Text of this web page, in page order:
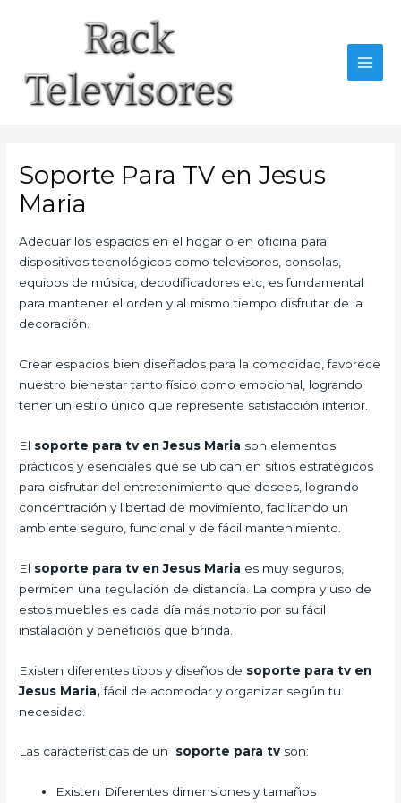
Soporte Para TV en Jesus
Maria
Adecuar los espacios en el hogar o en oficina para
dispositivos tecnológicos como televisores, consolas,
equipos de música, decodificadores etc, es fundamental
para mantener el orden y al mismo tiempo disfrutar de la
decoración.
Crear espacios bien diseñados para la comodidad, favorece
nuestro bienestar tanto físico como emocional, logrando
tener un estilo único que represente satisfacción interior.
El soporte para tv en Jesus Maria son elementos
prácticos y esenciales que se ubican en sitios estratégicos
para disfrutar del entretenimiento que desees, logrando
concentración y libertad de movimiento, facilitando un
ambiente seguro, funcional y de fácil mantenimiento.
El soporte para tv en Jesus Maria es muy seguros,
permiten una regulación de distancia. La compra y uso de
estos muebles es cada día más notorio por su fácil
instalación y beneficios que brinda.
Existen diferentes tipos y diseños de soporte para tv en
Jesus Maria,fácil de acomodar y organizar según tu
necesidad.
Las características de un soporte para tv son:
Existen Diferentes dimensiones y tamaños